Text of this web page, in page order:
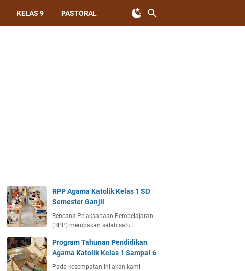
KELAS 9 PASTORAL
RPP Agama Katolik Kelas 1 SD
Semester Ganjil
Rencana Pelaksanaan Pembelajaran
(RPP) merupakan salah satu…
Program Tahunan Pendidikan
Agama Katolik Kelas 1 Sampai 6
Pada kesempatan ini akan kami